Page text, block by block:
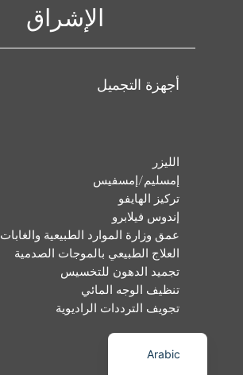
الإشراق
أجهزة التجميل
الليزر
إمسليم/إمسفيس
تركيز الهايفو
إندوس فيلابرو
عمق وزارة الموارد الطبيعية والغابات M8
العلاج الطبيعي بالموجات الصدمية
تجميد الدهون للتخسيس
تنظيف الوجه المائي
تجويف الترددات الراديوية
Arabic
Spanish
French
Russian
Portuguese
Japanese
German